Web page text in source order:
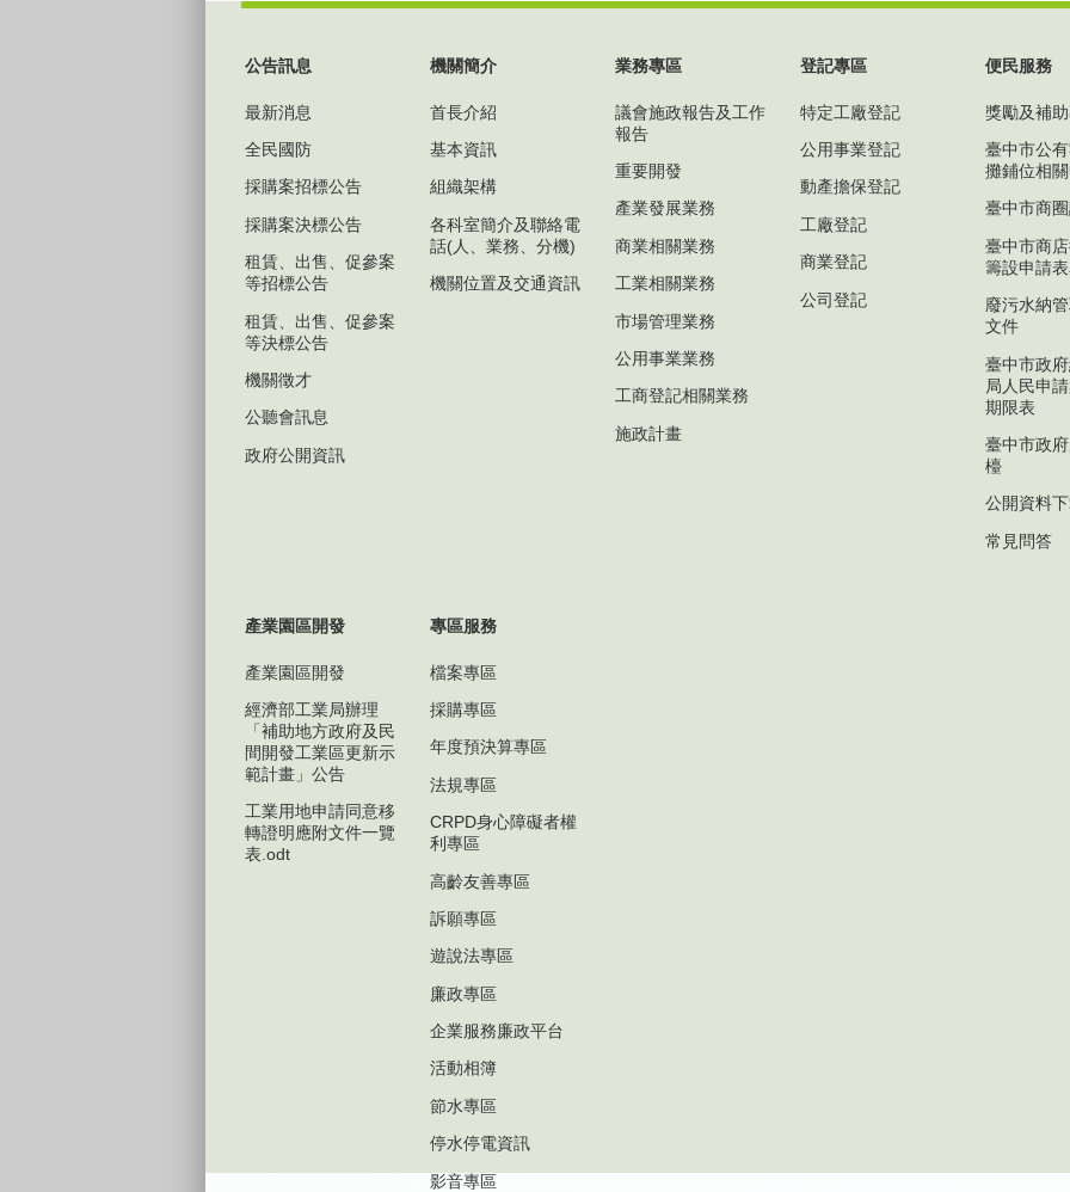
公告訊息
最新消息
全民國防
採購案招標公告
採購案決標公告
租賃、出售、促參案
等招標公告
租賃、出售、促參案
等決標公告
機關徵才
公聽會訊息
政府公開資訊
機關簡介
首長介紹
基本資訊
組織架構
各科室簡介及聯絡電
話(人、業務、分機)
機關位置及交通資訊
業務專區
議會施政報告及工作
報告
重要開發
產業發展業務
商業相關業務
工業相關業務
市場管理業務
公用事業業務
工商登記相關業務
施政計畫
登記專區
特定工廠登記
公用事業登記
動產擔保登記
工廠登記
商業登記
公司登記
便民服務
獎勵及補
臺中市公
攤鋪位相
臺中市商
臺中市商
籌設申請
廢污水納
文件
臺中市政
局人民申
期限表
臺中市政
檯
公開資料
常見問答
產業園區開發
產業園區開發
經濟部工業局辦理
「補助地方政府及民
間開發工業區更新示
範計畫」公告
工業用地申請同意移
轉證明應附文件一覽
表.odt
專區服務
檔案專區
採購專區
年度預決算專區
法規專區
CRPD身心障礙者權
利專區
高齡友善專區
訴願專區
遊說法專區
廉政專區
企業服務廉政平台
活動相簿
節水專區
停水停電資訊
影音專區